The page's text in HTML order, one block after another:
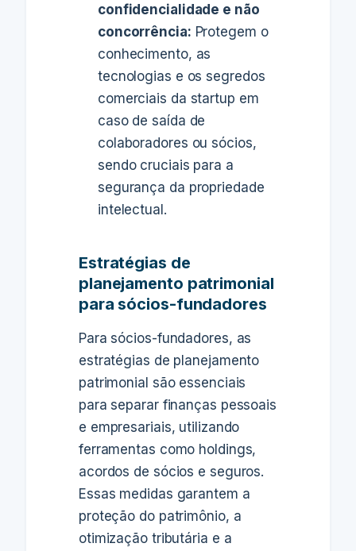
confidencialidade e não
concorrência: Protegem o
conhecimento, as
tecnologias e os segredos
comerciais da startup em
caso de saída de
colaboradores ou sócios,
sendo cruciais para a
segurança da propriedade
intelectual.
Estratégias de
planejamento patrimonial
para sócios-fundadores
Para sócios-fundadores, as
estratégias de planejamento
patrimonial são essenciais
para separar finanças pessoais
e empresariais, utilizando
ferramentas como holdings,
acordos de sócios e seguros.
Essas medidas garantem a
proteção do patrimônio, a
otimização tributária e a